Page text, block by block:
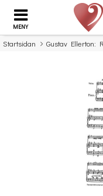
MENY
Startsidan Gustav Ellerton: